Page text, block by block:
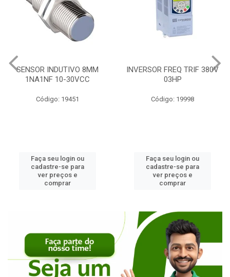
SENSOR INDUTIVO 8MM
1NA1NF 10-30VCC
Código: 19451
Faça seu login ou
cadastre-se para
ver preços e
comprar
INVERSOR FREQ TRIF 380V
03HP
Código: 19998
Faça seu login ou
cadastre-se para
ver preços e
comprar